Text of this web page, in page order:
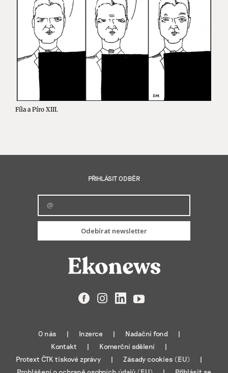
Fíla a Píro XIII.
PŘIHLÁSIT ODBĚR
Odebírat newsletter
FacebookInstagramLinkedIn
YouTube
O nás Inzerce
Nadační fond
Kontakt
Komerční sdělení
Protext ČTK tiskové zprávy
Zásady cookies (EU)